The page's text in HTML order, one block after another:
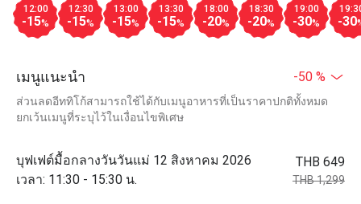
12:00
-15%
12:30
-15%
13:00
-15%
13:30
-15%
18:00
-20%
18:30
-20%
19:00
-30% -30
เมนูแนะนำ -50 %
ส่วนลดอีททิโก้สามารถใช้ได้กับเมนูอาหารที่เป็นราคาปกติทั้งหมด
ยกเว้นเมนูที่ระบุไว้ในเงื่อนไขพิเศษ
บุฟเฟต์มื้อกลางวันวันแม่ 12 สิงหาคม 2026
เวลา: 11:30 - 15:30 น.
THB 649
THB 1,299